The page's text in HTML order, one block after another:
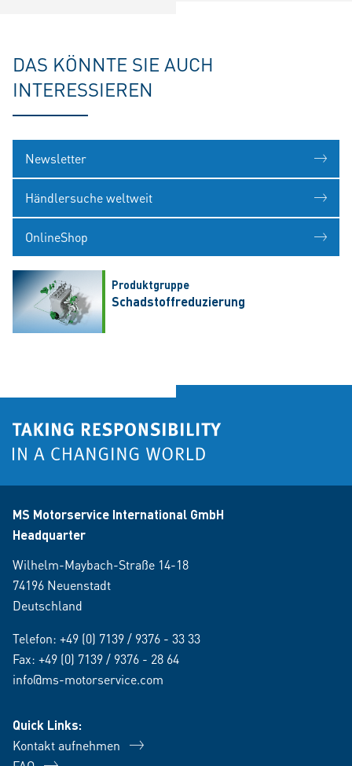
DAS KÖNNTE SIE AUCH
INTERESSIEREN
Newsletter
Händlersuche weltweit
OnlineShop
Produktgruppe
Schadstoffreduzierung
MS Motorservice International GmbH
Headquarter
Wilhelm-Maybach-Straße 14-18
74196 Neuenstadt
Deutschland
Telefon: +49 (0) 7139 / 9376 - 33 33
Fax: +49 (0) 7139 / 9376 - 28 64
info@ms-motorservice.com
Quick Links:
Kontakt aufnehmen